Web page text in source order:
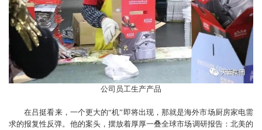
公司员工生产产品
在吕挺看来，一个更大的“机”即将出现，那就是海外市场厨房家电需
求的报复性反弹。他的案头，摆放着厚厚一叠全球市场调研报告：北美的